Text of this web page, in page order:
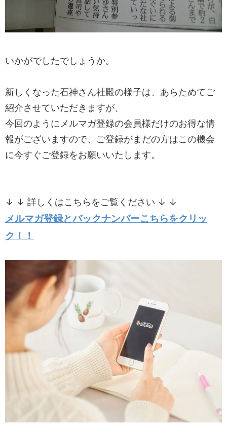
いかがでしたでしょうか。
新しくなった石神さん社殿の様子は、あらためてご
紹介させていただきますが、
今回のようにメルマガ登録の会員様だけのお得な情
報がございますので、ご登録がまだの方はこの機会
に今すぐご登録をお願いいたします。
↓ ↓ 詳しくはこちらをご覧ください ↓ ↓
メルマガ登録とバックナンバーこちらをクリッ
ク！！